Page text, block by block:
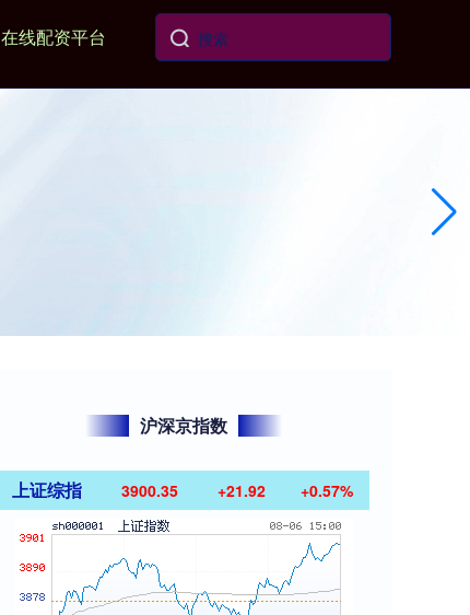
在线配资平台
沪深京指数
上证综指 3900.35 +21.92 +0.57%